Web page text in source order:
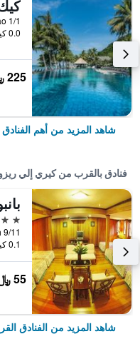
0.0 كيلومتر عن وسط المدينة
225 ﷼
شاهد المزيد من أهم
فنادق بالقرب من كيري إلي
3 نجوم
0.1 كيلومتر عن وسط المدينة
55 ﷼
شاهد المزيد من الفنادق